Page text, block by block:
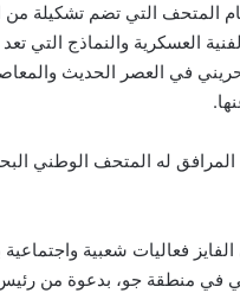
المتحف التي تضم تشكيلة من
العسكرية والنماذج التي تعد
في العصر الحديث
المرافق له المتحف الوطني
فعاليات شعبية واجتماعية
في منطقة جو، بدعوة من